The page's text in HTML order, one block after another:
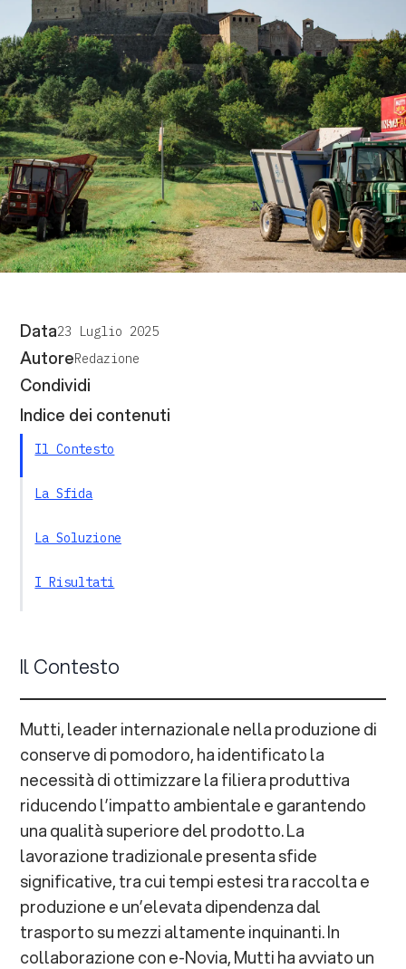
Data23 Luglio 2025
AutoreRedazione
Condividi
Indice dei contenuti
Il Contesto
La Sfida
La Soluzione
I Risultati
Il Contesto
Mutti, leader internazionale nella produzione di
conserve di pomodoro, ha identificato la
necessità di ottimizzare la filiera produttiva
riducendo l’impatto ambientale e garantendo
una qualità superiore del prodotto. La
lavorazione tradizionale presenta sfide
significative, tra cui tempi estesi tra raccolta e
produzione e un’elevata dipendenza dal
trasporto su mezzi altamente inquinanti. In
collaborazione con e-Novia, Mutti ha avviato un